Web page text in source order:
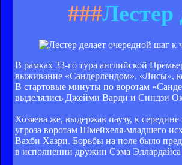
###Лестер
В рамках 33-го тура английской
выживание «Сандерлендом». «Лисы»,
В стартовые минуты по воротам
выделялись Джейми Варди и Синдзи
Хозяева же, выдержав паузу, к
угроза воротам Шмейхеля-младшего
Вахби Хазри. Борьбы на поле было
в исполнении дружин Сэма